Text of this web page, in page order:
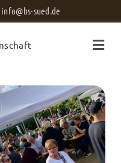
info@bs-sued.de